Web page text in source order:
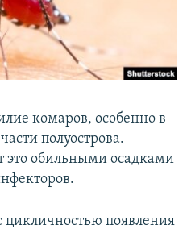
комаров, особенно в
полуострова.
это обильными осадками
цикличностью появления